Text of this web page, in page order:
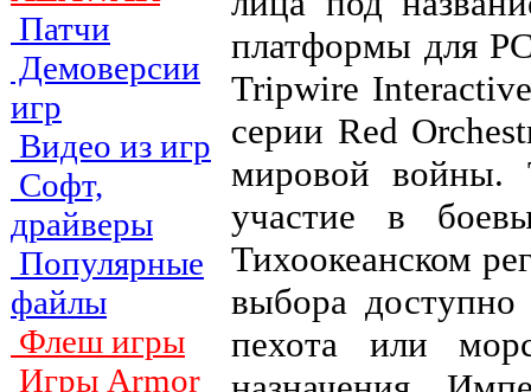
Патчи
Демоверсии
игр
Видео из игр
Софт,
драйверы
Популярные
файлы
Флеш игры
Игры Armor
платформы для
Tripwire
серии Red
мировой войны.
участие в
Тихоокеанском
выбора
пехота или